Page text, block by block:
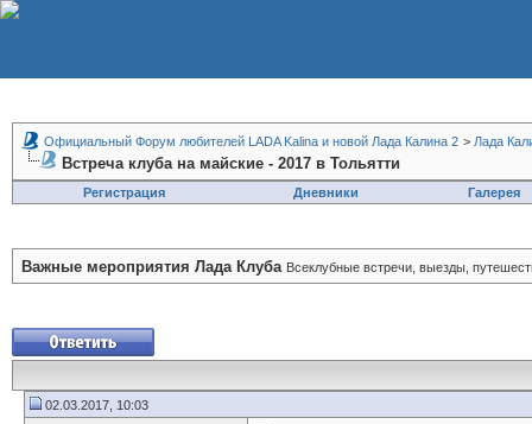
Официальный Форум любителей LADA Kalina и новой Лада Калина 2 > Лада
Встреча клуба на майские - 2017 в Тольятти
Регистрация Дневники Галерея
Важные мероприятия Лада Клуба Всеклубные встречи, выезды,
02.03.2017, 10:03